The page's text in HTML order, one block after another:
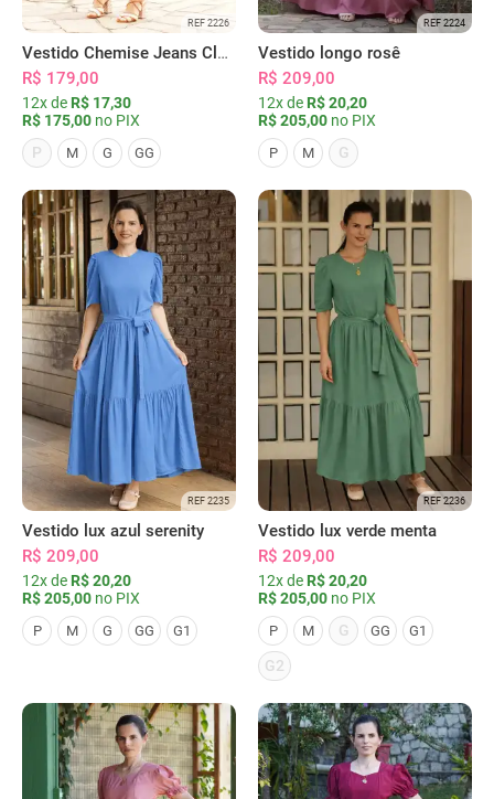
REF 2226
Vestido Chemise Jeans Clássica Serena
R$ 179,00
12x de R$ 17,30
R$ 175,00 no PIX
P
M G GG
REF 2224
Vestido longo rosê
R$ 209,00
12x de R$ 20,20
R$ 205,00 no PIX
P M G
REF 2235
Vestido lux azul serenity
R$ 209,00
12x de R$ 20,20
R$ 205,00 no PIX
P M G GG G1
REF 2236
Vestido lux verde menta
R$ 209,00
12x de R$ 20,20
R$ 205,00 no PIX
P M G GG G1
G2